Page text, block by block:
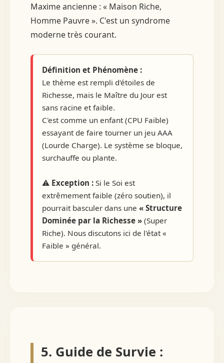
Maxime ancienne : « Maison Riche,
Homme Pauvre ». C'est un syndrome
moderne très courant.
Définition et Phénomène :
Le thème est rempli d'étoiles de
Richesse, mais le Maître du Jour est
sans racine et faible.
C'est comme un enfant (CPU Faible)
essayant de faire tourner un jeu AAA
(Lourde Charge). Le système se bloque,
surchauffe ou plante.
⚠️ Exception : Si le Soi est
extrêmement faible (zéro soutien), il
pourrait basculer dans une « Structure
Dominée par la Richesse » (Super
Riche). Nous discutons ici de l'état «
Faible » général.
5. Guide de Survie :